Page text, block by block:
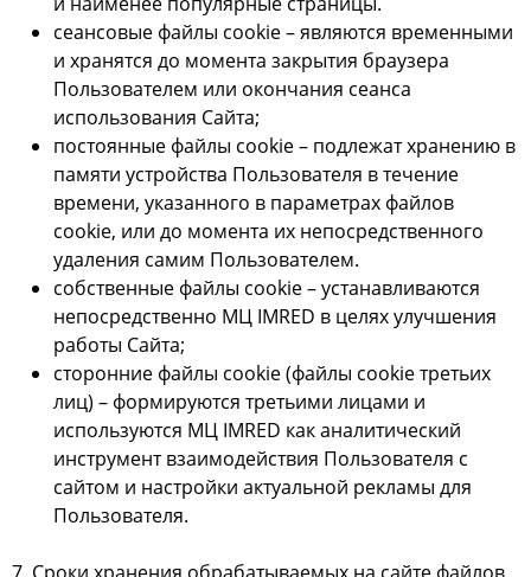
сеансовые файлы cookie – являются временными
и хранятся до момента закрытия браузера
Пользователем или окончания сеанса
использования Сайта;
постоянные файлы cookie – подлежат хранению в
памяти устройства Пользователя в течение
времени, указанного в параметрах файлов
cookie, или до момента их непосредственного
удаления самим Пользователем.
cобственные файлы cookie – устанавливаются
непосредственно МЦ IMRED в целях улучшения
работы Сайта;
сторонние файлы cookie (файлы cookie третьих
лиц) – формируются третьими лицами и
используются МЦ IMRED как аналитический
инструмент взаимодействия Пользователя с
сайтом и настройки актуальной рекламы для
Пользователя.